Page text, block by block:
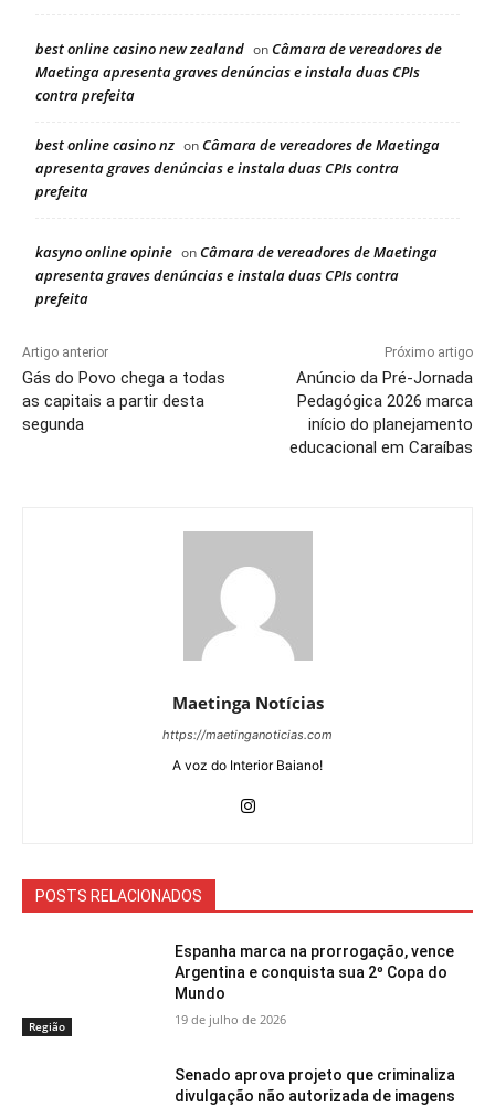
best online casino new zealand onCâmara de vereadores de
Maetinga apresenta graves denúncias e instala duas CPIs
contra prefeita
best online casino nz onCâmara de vereadores de Maetinga
apresenta graves denúncias e instala duas CPIs contra
prefeita
kasyno online opinie onCâmara de vereadores de Maetinga
apresenta graves denúncias e instala duas CPIs contra
prefeita
Artigo anterior
Gás do Povo chega a todas
as capitais a partir desta
segunda
Próximo artigo
Anúncio da Pré-Jornada
Pedagógica 2026 marca
início do planejamento
educacional em Caraíbas
Maetinga Notícias
https://maetinganoticias.com
A voz do Interior Baiano!
POSTS RELACIONADOS
Região
Espanha marca na prorrogação, vence
Argentina e conquista sua 2º Copa do
Mundo
19 de julho de 2026
Senado aprova projeto que criminaliza
divulgação não autorizada de imagens